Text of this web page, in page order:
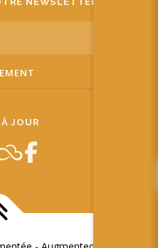
JOUR